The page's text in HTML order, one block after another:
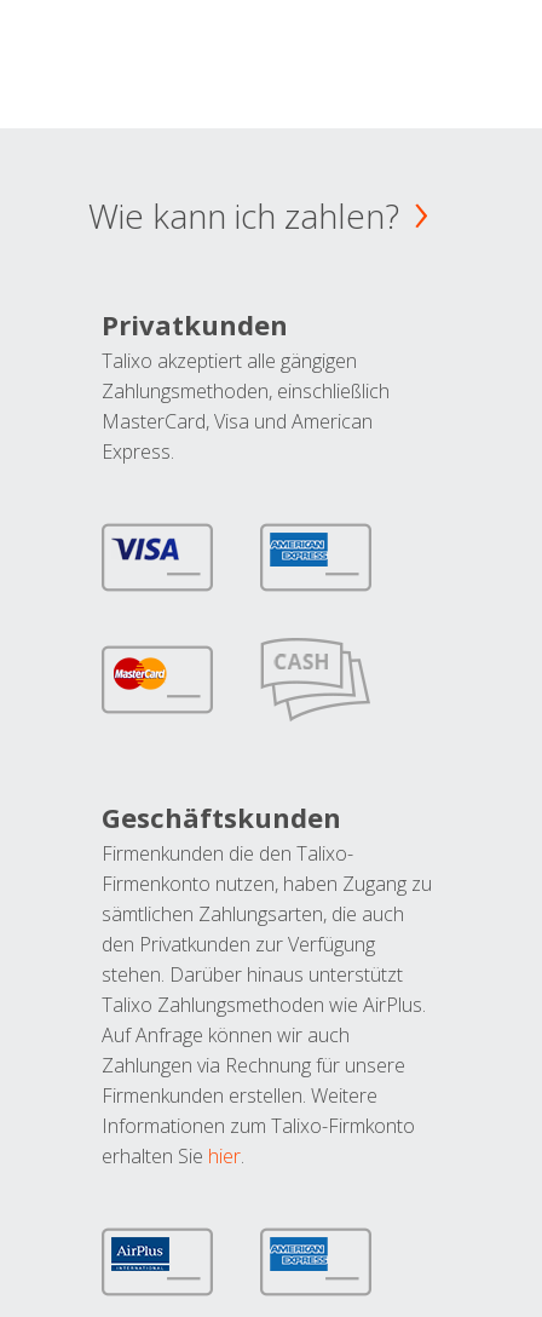
Wie kann ich zahlen?
Privatkunden
Talixo akzeptiert alle gängigen
Zahlungsmethoden, einschließlich
MasterCard, Visa und American
Express.
Geschäftskunden
Firmenkunden die den Talixo-
Firmenkonto nutzen, haben Zugang zu
sämtlichen Zahlungsarten, die auch
den Privatkunden zur Verfügung
stehen. Darüber hinaus unterstützt
Talixo Zahlungsmethoden wie AirPlus.
Auf Anfrage können wir auch
Zahlungen via Rechnung für unsere
Firmenkunden erstellen. Weitere
Informationen zum Talixo-Firmkonto
erhalten Sie hier.